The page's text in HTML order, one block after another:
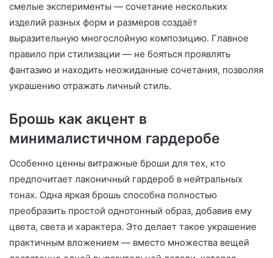
смелые эксперименты — сочетание нескольких
изделий разных форм и размеров создаёт
выразительную многослойную композицию. Главное
правило при стилизации — не бояться проявлять
фантазию и находить неожиданные сочетания, позволяя
украшению отражать личный стиль.
Брошь как акцент в
минималистичном гардеробе
Особенно ценны витражные броши для тех, кто
предпочитает лаконичный гардероб в нейтральных
тонах. Одна яркая брошь способна полностью
преобразить простой однотонный образ, добавив ему
цвета, света и характера. Это делает такое украшение
практичным вложением — вместо множества вещей